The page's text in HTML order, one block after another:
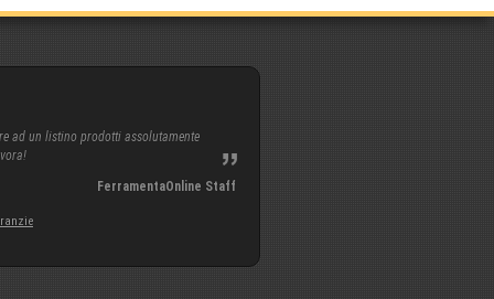
ad un listino prodotti assolutamente
FerramentaOnline Staff